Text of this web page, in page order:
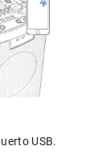
USB.